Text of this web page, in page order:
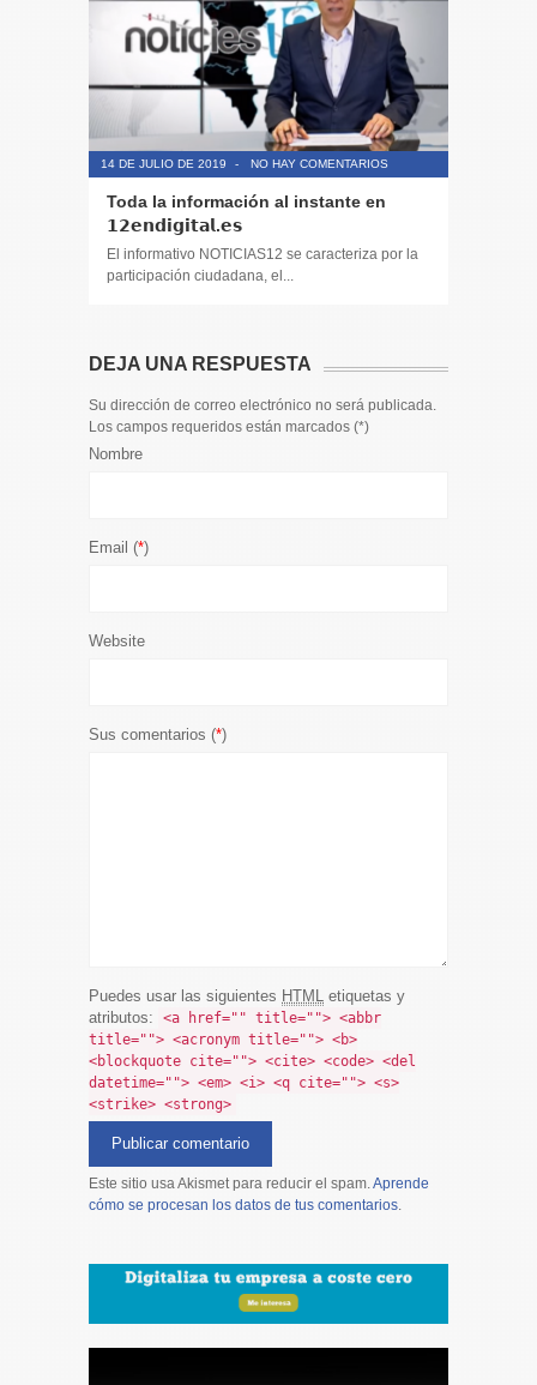
14 DE JULIO DE 2019 - NO HAY COMENTARIOS
Toda la información al instante en
𝟭𝟮𝗲𝗻𝗱𝗶𝗴𝗶𝘁𝗮𝗹.𝗲𝘀
El informativo NOTICIAS12 se caracteriza por la
participación ciudadana, el...
DEJA UNA RESPUESTA
Su dirección de correo electrónico no será publicada.
Los campos requeridos están marcados (*)
Nombre
Email (*)
Website
Sus comentarios (*)
Puedes usar las siguientes HTML etiquetas y
atributos:
<a href="" title=""> <abbr
title=""> <acronym title=""> <b>
<blockquote cite=""> <cite> <code> <del
datetime=""> <em> <i> <q cite=""> <s>
<strike> <strong>
Este sitio usa Akismet para reducir el spam.Aprende
cómo se procesan los datos de tus comentarios.